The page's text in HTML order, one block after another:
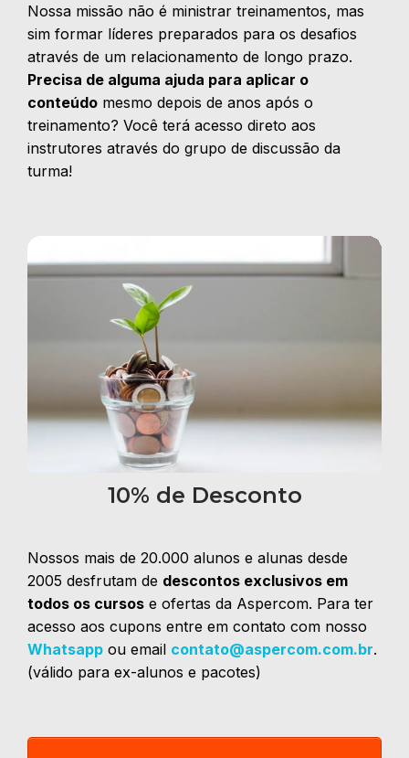
Nossa missão não é ministrar treinamentos, mas
sim formar líderes preparados para os desafios
através de um relacionamento de longo prazo.
Precisa de alguma ajuda para aplicar o
conteúdo mesmo depois de anos após o
treinamento? Você terá acesso direto aos
instrutores através do grupo de discussão da
turma!
10% de Desconto
Nossos mais de 20.000 alunos e alunas desde
2005 desfrutam de descontos exclusivos em
todos os cursos e ofertas da Aspercom. Para ter
acesso aos cupons entre em contato com nosso
Whatsapp ou email contato@aspercom.com.br.
(válido para ex-alunos e pacotes)